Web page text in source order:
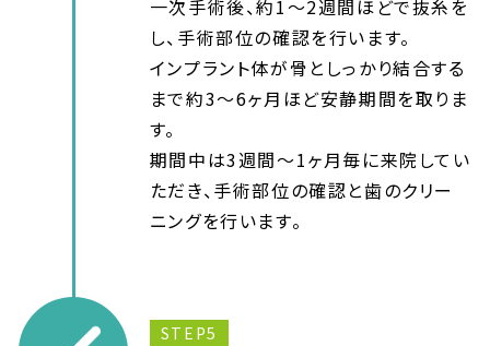
一次手術後、約1～2週間ほどで抜糸を
し、手術部位の確認を行います。
インプラント体が骨としっかり結合する
まで約3～6ヶ月ほど安静期間を取りま
す。
期間中は3週間～1ヶ月毎に来院してい
ただき、手術部位の確認と歯のクリー
ニングを行います。
STEP5